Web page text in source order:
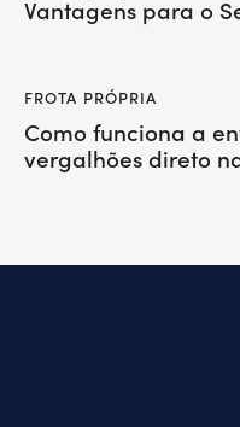
Vantagens para o
FROTA PRÓPRIA
Como funciona a
vergalhões direto